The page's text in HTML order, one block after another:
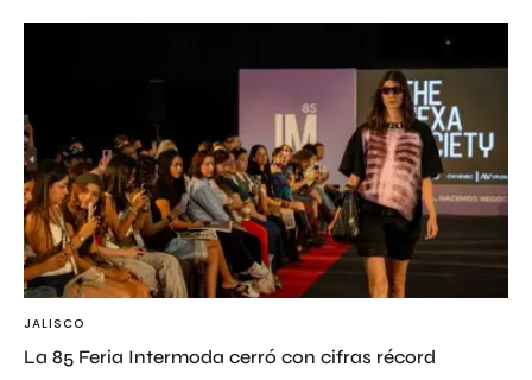
JALISCO
La 85 Feria Intermoda cerró con cifras récord